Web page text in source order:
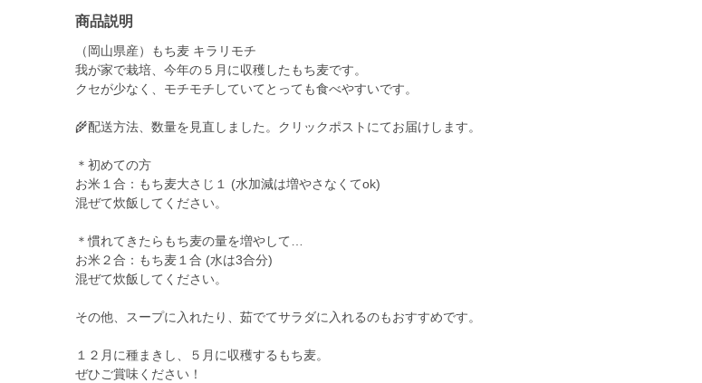
商品説明
（岡山県産）もち麦 キラリモチ
我が家で栽培、今年の５月に収穫したもち麦です。
クセが少なく、モチモチしていてとっても食べやすいです。
🌾配送方法、数量を見直しました。クリックポストにてお届けします。
＊初めての方
お米１合：もち麦大さじ１ (水加減は増やさなくてok)
混ぜて炊飯してください。
＊慣れてきたらもち麦の量を増やして…
お米２合：もち麦１合 (水は3合分)
混ぜて炊飯してください。
その他、スープに入れたり、茹でてサラダに入れるのもおすすめです。
１２月に種まきし、５月に収穫するもち麦。
ぜひご賞味ください！